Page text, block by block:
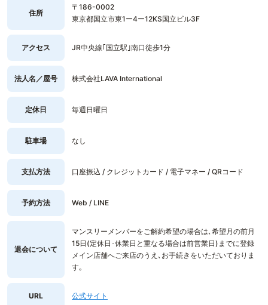
住所
〒186-0002
東京都国立市東1ー4ー12KS国立ビル3F
アクセス JR中央線｢国立駅｣南口徒歩1分
法人名／屋号 株式会社LAVA International
定休日 毎週日曜日
駐車場 なし
支払方法 口座振込 / クレジットカード / 電子マネー / QRコード
予約方法 Web / LINE
退会について
マンスリーメンバーをご解約希望の場合は､希望月の前月
15日(定休日･休業日と重なる場合は前営業日)までに登録
メイン店舗へご来店のうえ､お手続きをいただいておりま
す｡
URL 公式サイト